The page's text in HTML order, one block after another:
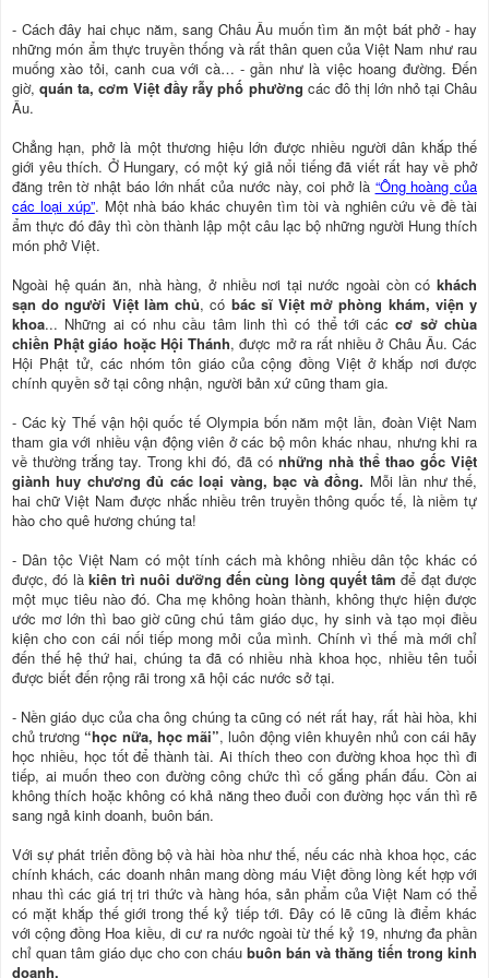
- Cách đây hai chục năm, sang Châu Âu muốn tìm ăn một bát phở - hay
những món ẩm thực truyền thống và rất thân quen của Việt Nam như rau
muống xào tỏi, canh cua với cà… - gần như là việc hoang đường. Đến
giờ,quán ta, cơm Việt đầy rẫy phố phường các đô thị lớn nhỏ tại Châu
Âu.
Chẳng hạn, phở là một thương hiệu lớn được nhiều người dân khắp thế
giới yêu thích. Ở Hungary, có một ký giả nổi tiếng đã viết rất hay về phở
đăng trên tờ nhật báo lớn nhất của nước này, coi phở là “Ông hoàng của
các loại xúp”. Một nhà báo khác chuyên tìm tòi và nghiên cứu về đề tài
ẩm thực đó đây thì còn thành lập một câu lạc bộ những người Hung thích
món phở Việt.
Ngoài hệ quán ăn, nhà hàng, ở nhiều nơi tại nước ngoài còn có khách
sạn do người Việt làm chủ, có bác sĩ Việt mở phòng khám, viện y
khoa... Những ai có nhu cầu tâm linh thì có thể tới cáccơ sở chùa
chiền Phật giáo hoặc Hội Thánh, được mở ra rất nhiều ở Châu Âu. Các
Hội Phật tử, các nhóm tôn giáo của cộng đồng Việt ở khắp nơi được
chính quyền sở tại công nhận, người bản xứ cũng tham gia.
- Các kỳ Thế vận hội quốc tế Olympia bốn năm một lần, đoàn Việt Nam
tham gia với nhiều vận động viên ở các bộ môn khác nhau, nhưng khi ra
về thường trắng tay. Trong khi đó, đã có những nhà thể thao gốc Việt
giành huy chương đủ các loại vàng, bạc và đồng. Mỗi lần như thế,
hai chữ Việt Nam được nhắc nhiều trên truyền thông quốc tế, là niềm tự
hào cho quê hương chúng ta!
- Dân tộc Việt Nam có một tính cách mà không nhiều dân tộc khác có
được, đó là kiên trì nuôi dưỡng đến cùng lòng quyết tâm để đạt được
một mục tiêu nào đó. Cha mẹ không hoàn thành, không thực hiện được
ước mơ lớn thì bao giờ cũng chú tâm giáo dục, hy sinh và tạo mọi điều
kiện cho con cái nối tiếp mong mỏi của mình. Chính vì thế mà mới chỉ
đến thế hệ thứ hai, chúng ta đã có nhiều nhà khoa học, nhiều tên tuổi
được biết đến rộng rãi trong xã hội các nước sở tại.
- Nền giáo dục của cha ông chúng ta cũng có nét rất hay, rất hài hòa, khi
chủ trương “học nữa, học mãi”, luôn động viên khuyên nhủ con cái hãy
học nhiều, học tốt để thành tài. Ai thích theo con đường khoa học thì đi
tiếp, ai muốn theo con đường công chức thì cố gắng phấn đấu. Còn ai
không thích hoặc không có khả năng theo đuổi con đường học vấn thì rẽ
sang ngả kinh doanh, buôn bán.
Với sự phát triển đồng bộ và hài hòa như thế, nếu các nhà khoa học, các
chính khách, các doanh nhân mang dòng máu Việt đồng lòng kết hợp với
nhau thì các giá trị tri thức và hàng hóa, sản phẩm của Việt Nam có thể
có mặt khắp thế giới trong thế kỷ tiếp tới. Đây có lẽ cũng là điểm khác
với cộng đồng Hoa kiều, di cư ra nước ngoài từ thế kỷ 19, nhưng đa phần
chỉ quan tâm giáo dục cho con cháu buôn bán và thăng tiến trong kinh
doanh.